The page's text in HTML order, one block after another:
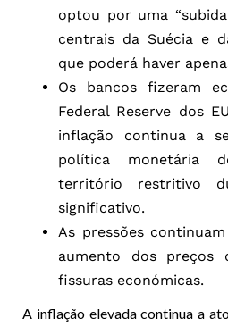
optou por uma
centrais da Suécia e
que poderá haver
Os bancos fizeram
Federal Reserve dos
inflação continua a
política monetária
território restritivo
significativo.
As pressões
aumento dos preços
fissuras económicas.
A inflação elevada continua a